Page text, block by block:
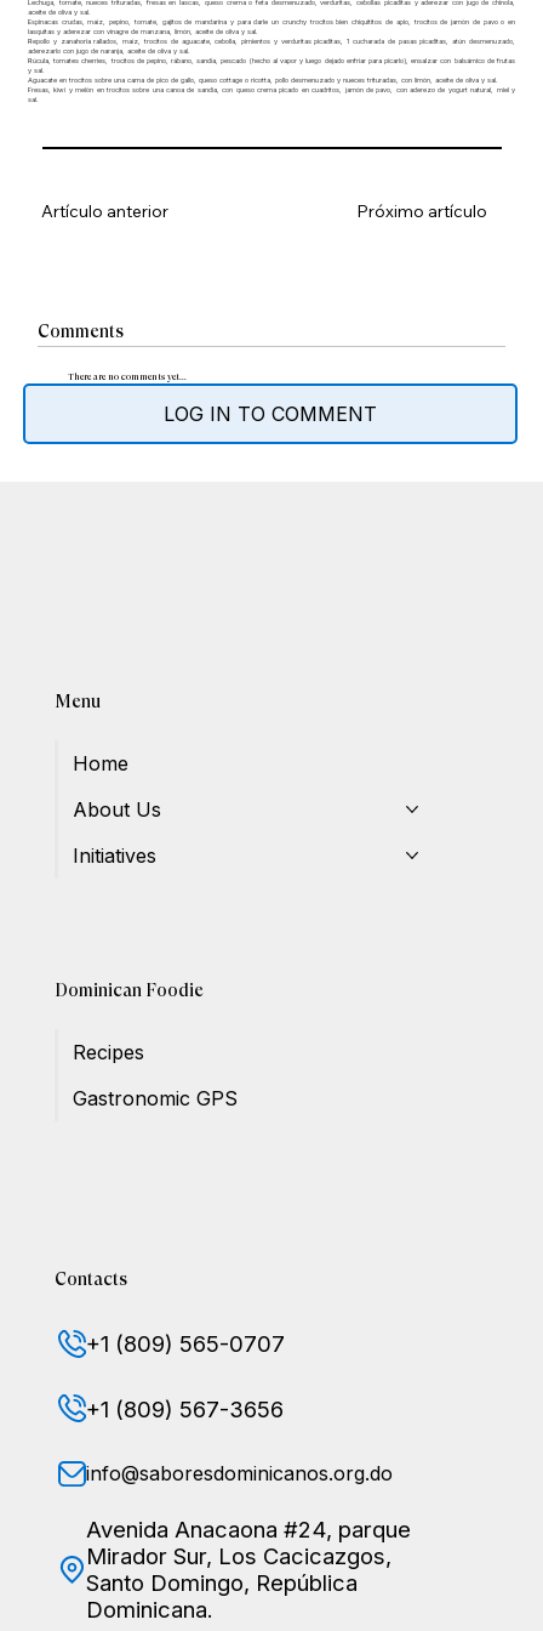
Lechuga, tomate, nueces trituradas, fresas en lascas, queso crema o feta desmenuzado, verduritas, cebollas picaditas y aderezar con jugo de chinola,
aceite de oliva y sal.
Espinacas crudas, maíz, pepino, tomate, gajitos de mandarina y para darle un crunchy trocitos bien chiquititos de apio, trocitos de jamón de pavo o en
lasquitas y aderezar con vinagre de manzana, limón, aceite de oliva y sal.
Repollo y zanahoria rallados, maíz, trocitos de aguacate, cebolla, pimientos y verduritas picaditas, 1 cucharada de pasas picaditas, atún desmenuzado,
aderezarlo con jugo de naranja, aceite de oliva y sal.
Rúcula, tomates cherries, trocitos de pepino, rábano, sandía, pescado (hecho al vapor y luego dejado enfriar para picarlo), ensalzar con balsámico de frutas
y sal.
Aguacate en trocitos sobre una cama de pico de gallo, queso cottage o ricotta, pollo desmenuzado y nueces trituradas, con limón, aceite de oliva y sal.
Fresas, kiwi y melón en trocitos sobre una canoa de sandía, con queso crema picado en cuadritos, jamón de pavo, con aderezo de yogurt natural, miel y
sal.
Comments
There are no comments yet...
LOG IN TO COMMENT
Artículo anterior Próximo artículo
Menu
Home
About Us
Initiatives
Dominican Foodie
Recipes
Gastronomic GPS
Contacts
+1 (809) 565-0707
+1 (809) 567-3656
info@saboresdominicanos.org.do
Avenida Anacaona #24, parque
Mirador Sur, Los Cacicazgos,
Santo Domingo, República
Dominicana.